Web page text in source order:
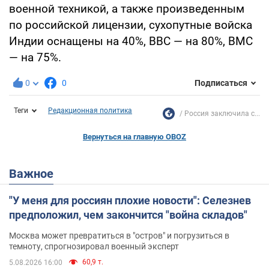
военной техникой, а также произведенным
по российской лицензии, сухопутные войска
Индии оснащены на 40%, ВВС — на 80%, ВМС
— на 75%.
0 0 Подписаться
Теги Редакционная политика Россия заключила с...
Вернуться на главную OBOZ
Важное
"У меня для россиян плохие новости": Селезнев
предположил, чем закончится "война складов"
Москва может превратиться в "остров" и погрузиться в
темноту, спрогнозировал военный эксперт
5.08.2026 16:00 60,9 т.